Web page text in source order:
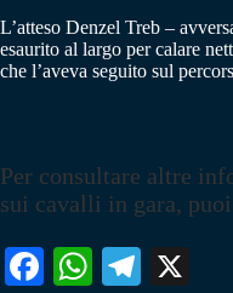
L’atteso Denzel Treb –
esaurito al largo per calare
che l’aveva seguito sul
Per consultare altre
sui cavalli in gara,
Fa W
Te